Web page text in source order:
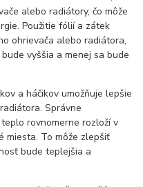
alebo radiátory, čo môže
Použitie fólií a zátek
ohrievača alebo radiátora,
vyššia a menej sa bude
a háčikov umožňuje lepšie
Správne
rovnomerne rozloží v
miesta. To môže zlepšiť
bude teplejšia a